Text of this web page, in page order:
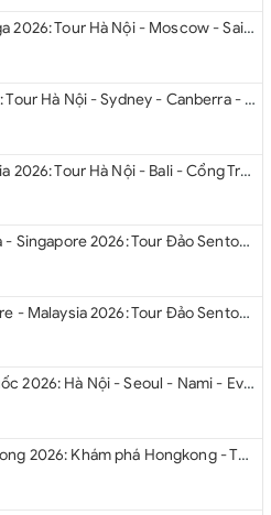
Du lịch nước Nga 2026: Tour Hà Nội - Moscow - Saint Petersburg từ Hà Nội
Du lịch Úc 2026: Tour Hà Nội - Sydney - Canberra - Melbourne - Hà Nội
Du lịch Indonesia 2026: Tour Hà Nội - Bali - Cổng Trời Lempuyang - Swings Bali - Ngắm hoàng hôn biển Jimbaran - Kelingking - Sống Lưng Khủng Long từ Hà Nội
Du lịch Malaysia - Singapore 2026: Tour Đảo Sentosa - Madame Tussause - Garden By The Bay - Thành Cổ Malacca - Thủ Đô Kualalumpur - Cao Nguyên Genting - New Putrajaya từ Hà Nội
Du lịch Singapore - Malaysia 2026: Tour Đảo Sentosa - Madame Tussauds - Garden By The Bay - Thành cổ Malacca - Thủ đô Kuala Lumpur - Cao nguyên Genting - New Putrajaya từ Hà Nội
Du Lịch Hàn Quốc 2026: Hà Nội - Seoul - Nami - Everland - Painter Show - Thư Viện Sách
Du Lịch Hong Kong 2026: Khám phá Hongkong - Thâm Quyến - Quảng Châu từ Hà Nội